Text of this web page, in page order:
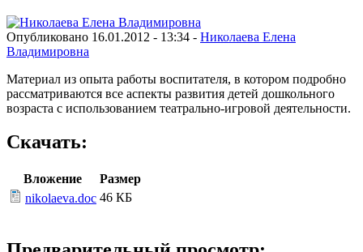
Опубликовано 16.01.2012 - 13:34 - Николаева Елена
Владимировна
Материал из опыта работы воспитателя, в котором подробно
рассматриваются все аспекты развития детей дошкольного
возраста с использованием театрально-игровой деятельности.
Скачать:
Вложение
Размер
nikolaeva.doc 46 КБ